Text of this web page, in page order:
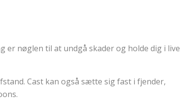
er nøglen til at undgå skader og holde dig i
Cast kan også sætte sig fast i fjender,